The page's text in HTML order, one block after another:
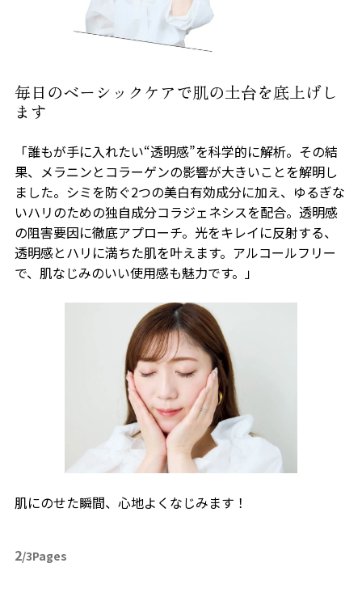
毎日のベーシックケアで肌の土台を底上げし
ます
「誰もが手に入れたい“透明感”を科学的に解析。その結
果、メラニンとコラーゲンの影響が大きいことを解明し
ました。シミを防ぐ2つの美白有効成分に加え、ゆるぎな
いハリのための独自成分コラジェネシスを配合。透明感
の阻害要因に徹底アプローチ。光をキレイに反射する、
透明感とハリに満ちた肌を叶えます。アルコールフリー
で、肌なじみのいい使用感も魅力です。」
肌にのせた瞬間、心地よくなじみます！
2/3Pages